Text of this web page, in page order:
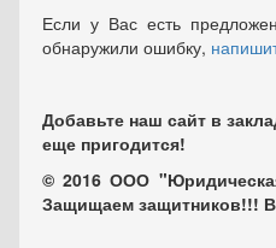
Если у Вас есть
обнаружили ошибку,
Добавьте наш сайт в
еще пригодится!
© 2016 ООО
Защищаем защитников!!!